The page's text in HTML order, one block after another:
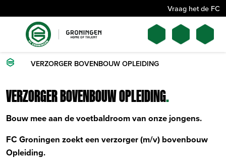
Vraag het de FC
VERZORGER BOVENBOUW OPLEIDING
VERZORGER BOVENBOUW OPLEIDING.
Bouw mee aan de voetbaldroom van onze jongens.
FC Groningen zoekt een verzorger (m/v) bovenbouw
Opleiding.